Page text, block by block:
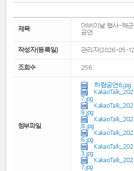
제목
어버이날 행사-해
공연
작성자(등록일) 관리자(2026-05-
조회수 256
첨부파일
하람공연6.jpg
7.jpg
9.jpg
8.jpg
6.jpg
3.jpg
7.jpg